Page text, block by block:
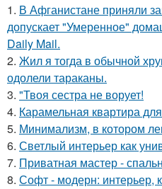
1. В Афганистане приняли
допускает "Умеренное"
Daily Mail.
2. Жил я тогда в обычной
одолели тараканы.
3. "Твоя сестра не ворует!
4. Карамельная квартира
5. Минимализм, в котором
6. Светлый интерьер как
7. Приватная мастер -
8. Софт - модерн: интерьер,